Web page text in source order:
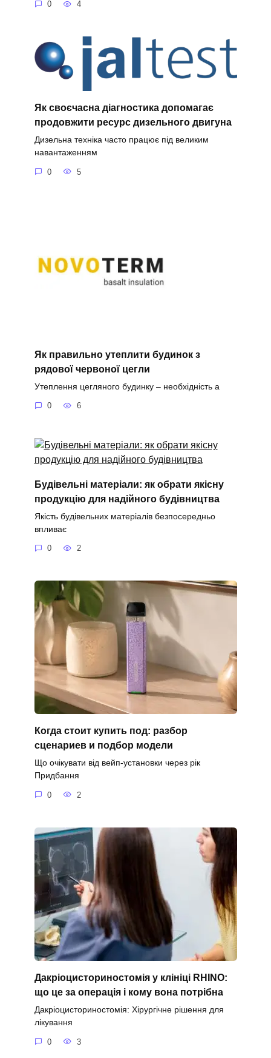
0 4
Як своєчасна діагностика допомагає
продовжити ресурс дизельного двигуна
Дизельна техніка часто працює під великим
навантаженням
0 5
Як правильно утеплити будинок з
рядової червоної цегли
Утеплення цегляного будинку – необхідність а
0 6
Будівельні матеріали: як обрати якісну
продукцію для надійного будівництва
Якість будівельних матеріалів безпосередньо
впливає
0 2
Когда стоит купить под: разбор
сценариев и подбор модели
Що очікувати від вейп-установки через рік
Придбання
0 2
Дакріоцисториностомія у клініці RHINO:
що це за операція і кому вона потрібна
Дакріоцисториностомія: Хірургічне рішення для
лікування
0 3